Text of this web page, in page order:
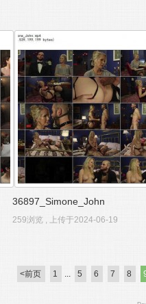
36897_Simone_John
259浏览 , 上传于2024-06-19
<前页 1 ... 5 6 7 8